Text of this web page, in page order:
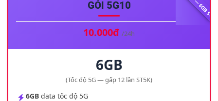
GÓI 5G10
10.000đ /24h
6GB
(Tốc độ 5G — gấp 12 lần ST5K)
6GB data tốc độ 5G